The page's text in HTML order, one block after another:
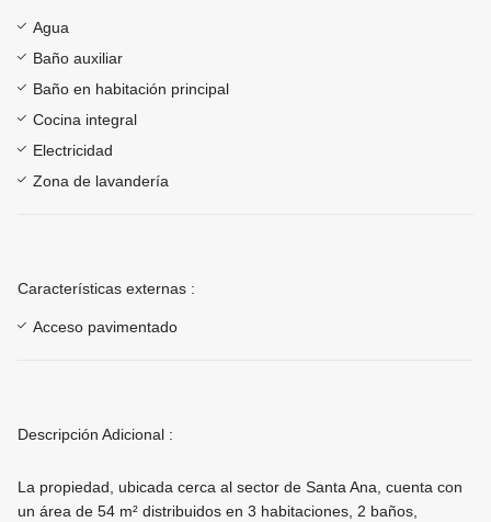
Agua
Baño auxiliar
Baño en habitación principal
Cocina integral
Electricidad
Zona de lavandería
Características externas :
Acceso pavimentado
Descripción Adicional :
La propiedad, ubicada cerca al sector de Santa Ana, cuenta con
un área de 54 m² distribuidos en 3 habitaciones, 2 baños,